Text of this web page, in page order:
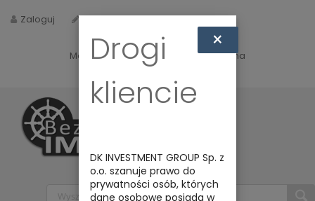
Zaloguj Zarejestruj
Masz jakieś pytania? Napisz do nas na
biuro@bezpiecznyimport.pl
Drogi
kliencie
×
DK INVESTMENT GROUP Sp. z
o.o. szanuje prawo do
prywatności osób, których
dane osobowe posiada w